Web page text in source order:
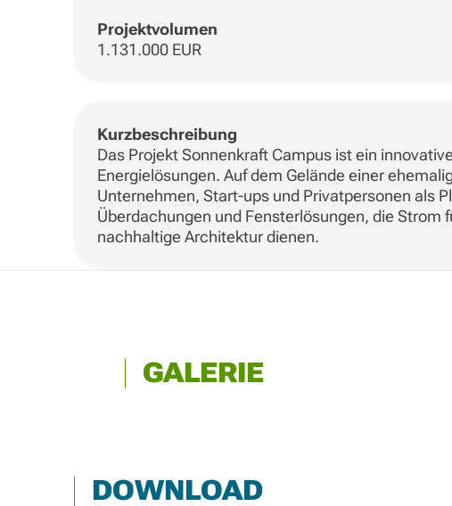
Projektvolumen
1.131.000 EUR
Kurzbeschreibung
Das Projekt Sonnenkraft Campus ist ein
Energielösungen. Auf dem Gelände einer
Unternehmen, Start-ups und Privatpersonen als
Überdachungen und Fensterlösungen, die
nachhaltige Architektur dienen.
GALERIE
DOWNLOAD